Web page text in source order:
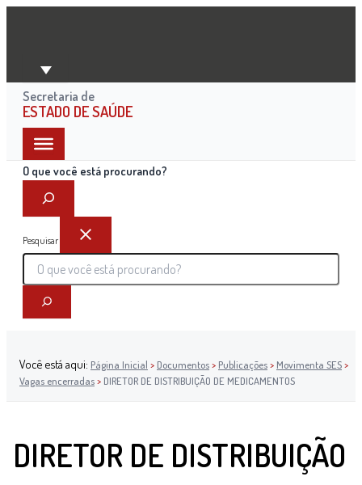
Ir
conteúdo
Secretaria de
ESTADO DE SAÚDE
O que você está procurando?
Pesquisar
Você está aqui: Página Inicial > Documentos> Publicações> Movimenta SES>
Vagas encerradas> DIRETOR DE DISTRIBUIÇÃO DE MEDICAMENTOS
DIRETOR DE DISTRIBUIÇÃO